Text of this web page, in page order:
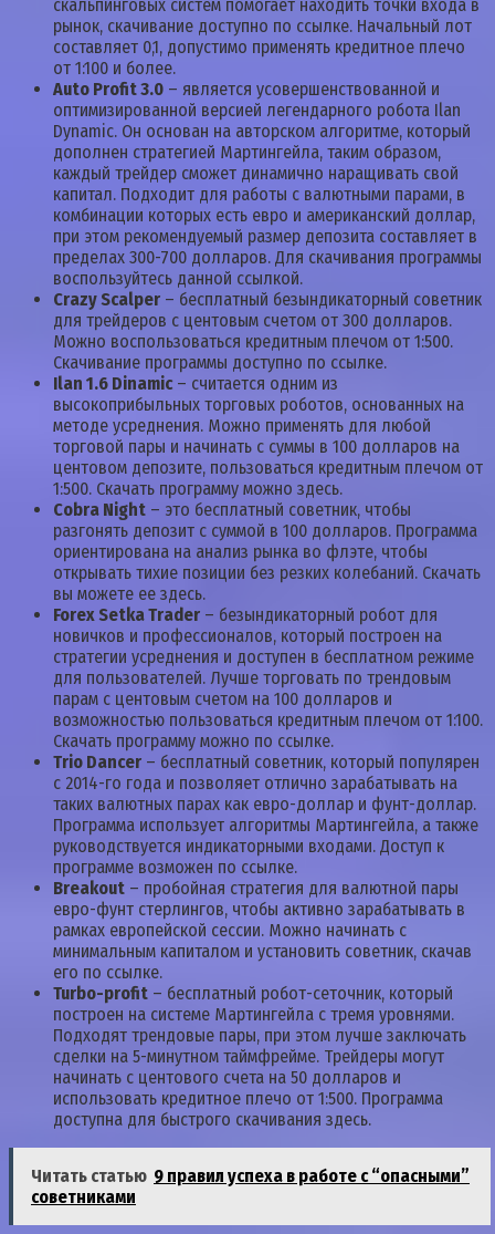
скальпинговых систем помогает находить точки входа в
рынок, скачивание доступно по ссылке. Начальный лот
составляет 0,1, допустимо применять кредитное плечо
от 1:100 и более.
Auto Profit 3.0 – является усовершенствованной и
оптимизированной версией легендарного робота Ilan
Dynamic. Он основан на авторском алгоритме, который
дополнен стратегией Мартингейла, таким образом,
каждый трейдер сможет динамично наращивать свой
капитал. Подходит для работы с валютными парами, в
комбинации которых есть евро и американский доллар,
при этом рекомендуемый размер депозита составляет в
пределах 300-700 долларов. Для скачивания программы
воспользуйтесь данной ссылкой.
Crazy Scalper – бесплатный безындикаторный советник
для трейдеров с центовым счетом от 300 долларов.
Можно воспользоваться кредитным плечом от 1:500.
Скачивание программы доступно по ссылке.
Ilan 1.6 Dinamic– считается одним из
высокоприбыльных торговых роботов, основанных на
методе усреднения. Можно применять для любой
торговой пары и начинать с суммы в 100 долларов на
центовом депозите, пользоваться кредитным плечом от
1:500. Скачать программу можно здесь.
Cobra Night – это бесплатный советник, чтобы
разгонять депозит с суммой в 100 долларов. Программа
ориентирована на анализ рынка во флэте, чтобы
открывать тихие позиции без резких колебаний. Скачать
вы можете ее здесь.
Forex Setka Trader – безындикаторный робот для
новичков и профессионалов, который построен на
стратегии усреднения и доступен в бесплатном режиме
для пользователей. Лучше торговать по трендовым
парам с центовым счетом на 100 долларов и
возможностью пользоваться кредитным плечом от 1:100.
Скачать программу можно по ссылке.
Trio Dancer – бесплатный советник, который популярен
с 2014-го года и позволяет отлично зарабатывать на
таких валютных парах как евро-доллар и фунт-доллар.
Программа использует алгоритмы Мартингейла, а также
руководствуется индикаторными входами. Доступ к
программе возможен по ссылке.
Breakout – пробойная стратегия для валютной пары
евро-фунт стерлингов, чтобы активно зарабатывать в
рамках европейской сессии. Можно начинать с
минимальным капиталом и установить советник, скачав
его по ссылке.
Turbo-profit – бесплатный робот-сеточник, который
построен на системе Мартингейла с тремя уровнями.
Подходят трендовые пары, при этом лучше заключать
сделки на 5-минутном таймфрейме. Трейдеры могут
начинать с центового счета на 50 долларов и
использовать кредитное плечо от 1:500. Программа
доступна для быстрого скачивания здесь.
Читать статью 9 правил успеха в работе с “опасными”
советниками